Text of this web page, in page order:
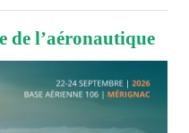
de l’aéronautique